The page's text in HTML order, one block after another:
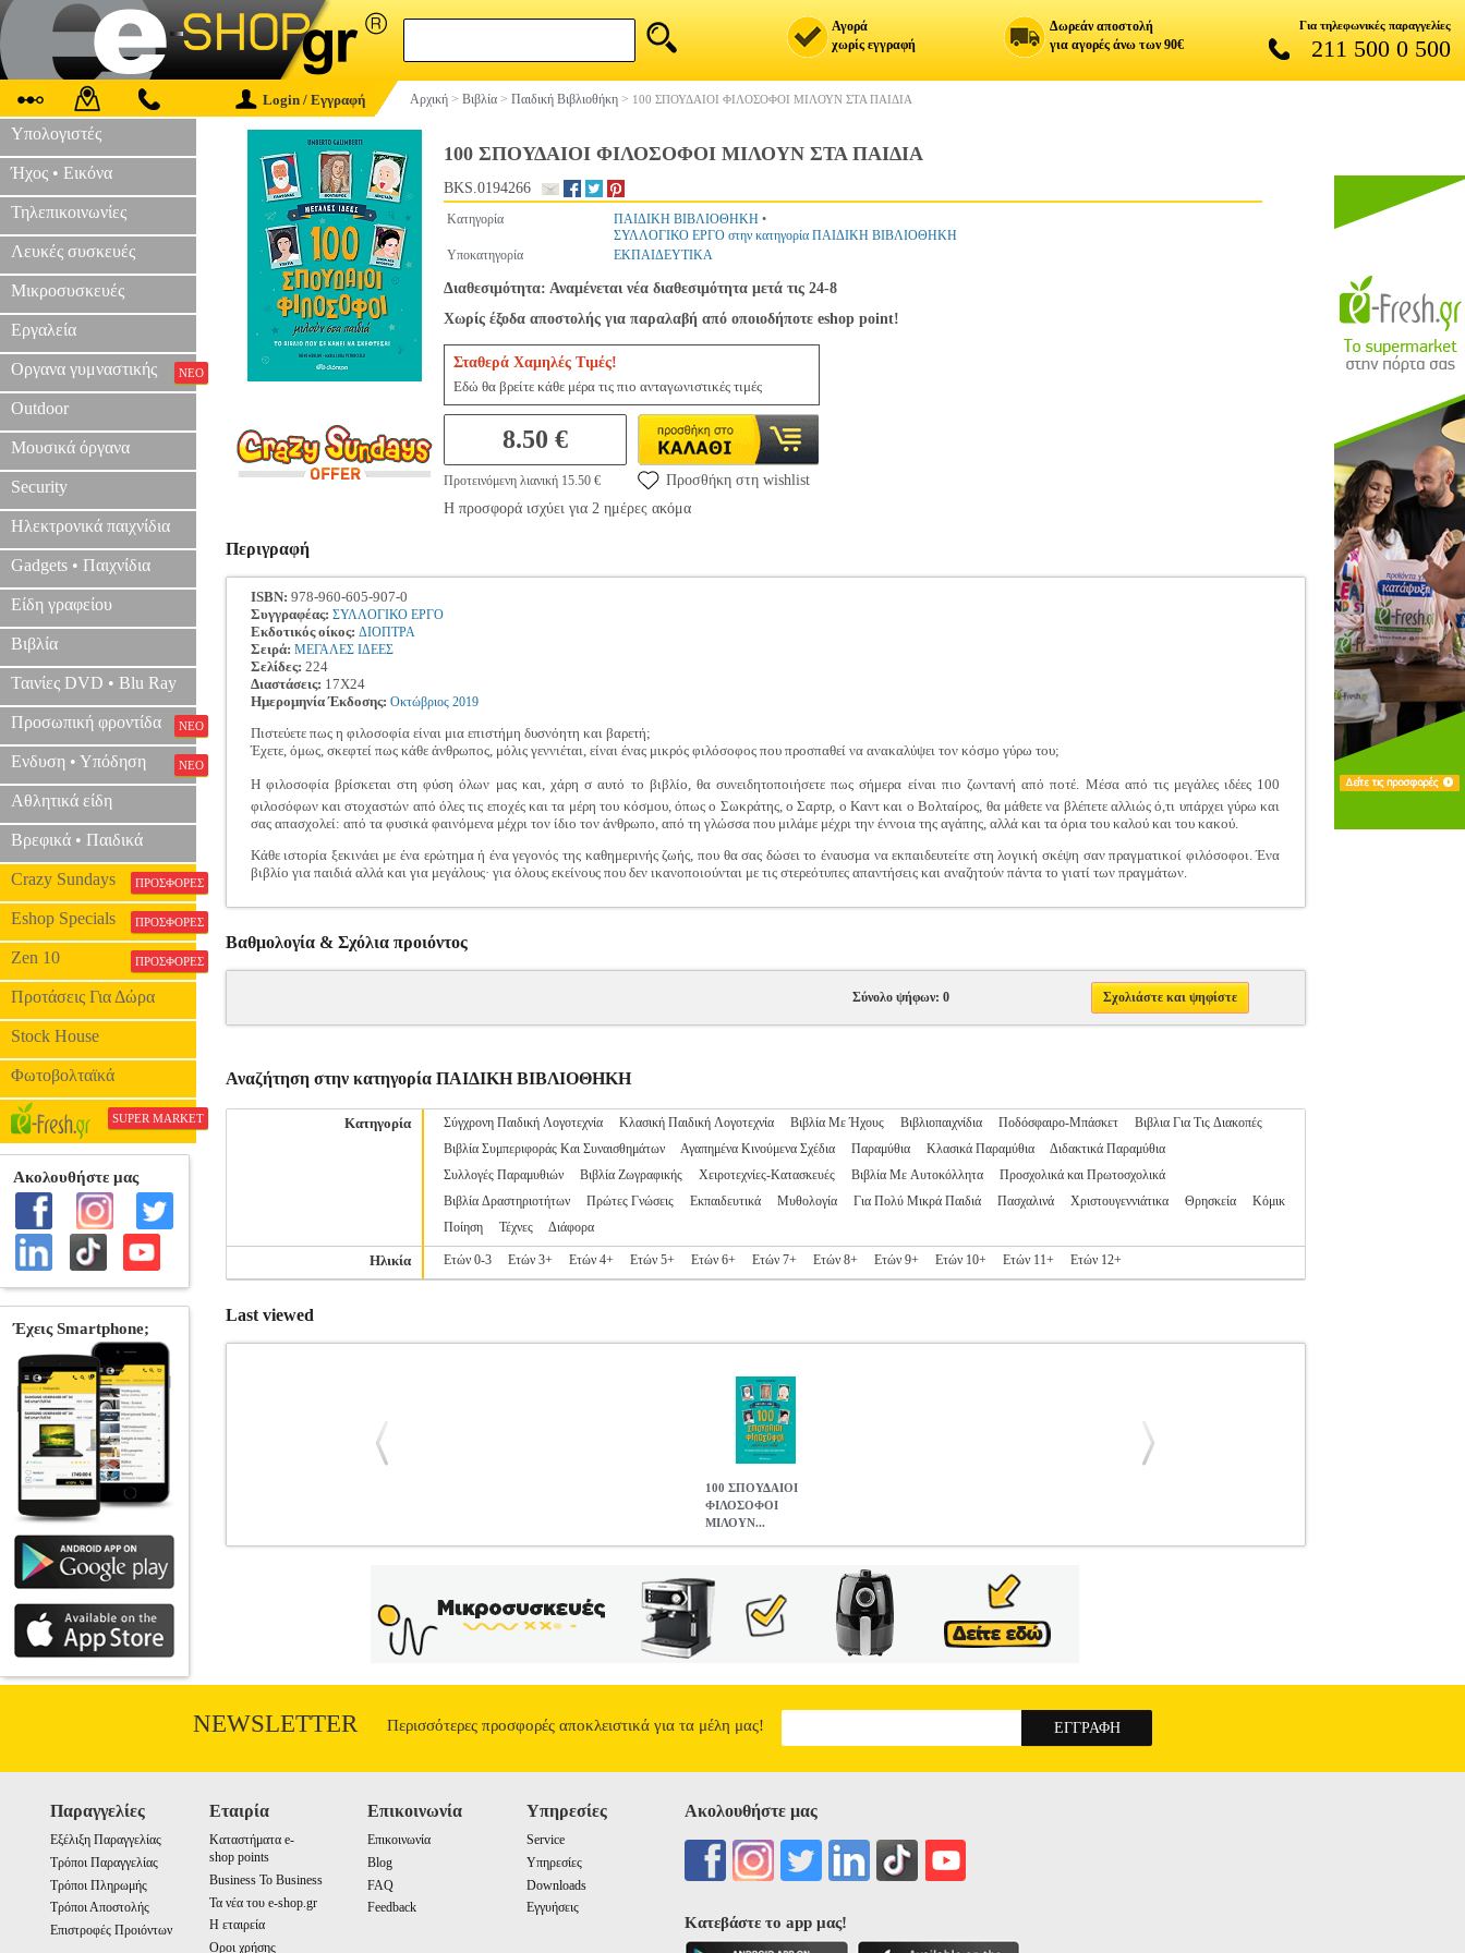
Αγορά
χωρίς εγγραφή
Δωρεάν αποστολή
για αγορές άνω των 90€
Για τηλεφωνικές παραγγελίες
211 500 0 500
Login / Εγγραφή Αρχική > Βιβλία > Παιδική Βιβλιοθήκη > 100 ΣΠΟΥΔΑΙΟΙ ΦΙΛΟΣΟΦΟΙ ΜΙΛΟΥΝ ΣΤΑ ΠΑΙΔΙΑ
Υπολογιστές
Ήχος • Εικόνα
Τηλεπικοινωνίες
Λευκές συσκευές
Μικροσυσκευές
Εργαλεία
Οργανα γυμναστικής ΝΕΟ
Outdoor
Μουσικά όργανα
Security
Ηλεκτρονικά παιχνίδια
Gadgets • Παιχνίδια
Είδη γραφείου
Βιβλία
Ταινίες DVD • Blu Ray
Προσωπική φροντίδα ΝΕΟ
Ενδυση • Υπόδηση ΝΕΟ
Αθλητικά είδη
Βρεφικά • Παιδικά
Crazy Sundays ΠΡΟΣΦΟΡΕΣ
Eshop Specials ΠΡΟΣΦΟΡΕΣ
Zen 10 ΠΡΟΣΦΟΡΕΣ
Προτάσεις Για Δώρα
Stock House
Φωτοβολταϊκά
SUPER MARKET
100 ΣΠΟΥΔΑΙΟΙ ΦΙΛΟΣΟΦΟΙ ΜΙΛΟΥΝ ΣΤΑ ΠΑΙΔΙΑ
BKS.0194266
Κατηγορία ΠΑΙΔΙΚΗ ΒΙΒΛΙΟΘΗΚΗ•
ΣΥΛΛΟΓΙΚΟ ΕΡΓΟ στην κατηγορία ΠΑΙΔΙΚΗ ΒΙΒΛΙΟΘΗΚΗ
Υποκατηγορία
ΕΚΠΑΙΔΕΥΤΙΚΑ
Διαθεσιμότητα: Αναμένεται νέα διαθεσιμότητα μετά τις 24-8
Χωρίς έξοδα αποστολής για παραλαβή από οποιοδήποτε eshop point!
Σταθερά Χαμηλές Τιμές!
Εδώ θα βρείτε κάθε μέρα τις πιο ανταγωνιστικές τιμές
8.50 €
Προτεινόμενη λιανική 15.50 €
Προσθήκη στη wishlist
Η προσφορά ισχύει για 2 ημέρες ακόμα
Περιγραφή
ISBN: 978-960-605-907-0
Συγγραφέας: ΣΥΛΛΟΓΙΚΟ ΕΡΓΟ
Εκδοτικός οίκος: ΔΙΟΠΤΡΑ
Σειρά: ΜΕΓΑΛΕΣ ΙΔΕΕΣ
Σελίδες: 224
Διαστάσεις: 17Χ24
Ημερομηνία Έκδοσης: Οκτώβριος 2019
Πιστεύετε πως η φιλοσοφία είναι μια επιστήμη δυσνόητη και βαρετή;
Έχετε, όμως, σκεφτεί πως κάθε άνθρωπος, μόλις γεννιέται, είναι ένας μικρός φιλόσοφος που προσπαθεί να ανακαλύψει τον κόσμο γύρω του;
Η φιλοσοφία βρίσκεται στη φύση όλων μας και, χάρη σ αυτό το βιβλίο, θα συνειδητοποιήσετε πως σήμερα είναι πιο ζωντανή από ποτέ. Μέσα από τις μεγάλες ιδέες 100
φιλοσόφων και στοχαστών από όλες τις εποχές και τα μέρη του κόσμου, όπως ο Σωκράτης, ο Σαρτρ, ο Καντ και ο Βολταίρος, θα μάθετε να βλέπετε αλλιώς ό,τι υπάρχει γύρω και
σας απασχολεί: από τα φυσικά φαινόμενα μέχρι τον ίδιο τον άνθρωπο, από τη γλώσσα που μιλάμε μέχρι την έννοια της αγάπης, αλλά και τα όρια του καλού και του κακού.
Κάθε ιστορία ξεκινάει με ένα ερώτημα ή ένα γεγονός της καθημερινής ζωής, που θα σας δώσει το έναυσμα να εκπαιδευτείτε στη λογική σκέψη σαν πραγματικοί φιλόσοφοι. Ένα
βιβλίο για παιδιά αλλά και για μεγάλους· για όλους εκείνους που δεν ικανοποιούνται με τις στερεότυπες απαντήσεις και αναζητούν πάντα το γιατί των πραγμάτων.
Βαθμολογία & Σχόλια προιόντος
Σύνολο ψήφων: 0 Σχολιάστε και ψηφίστε
Αναζήτηση στην κατηγορία ΠΑΙΔΙΚΗ ΒΙΒΛΙΟΘΗΚΗ
Κατηγορία Σύγχρονη Παιδική Λογοτεχνία Κλασική Παιδική Λογοτεχνία Βιβλία Με Ήχους Βιβλιοπαιχνίδια Ποδόσφαιρο-Μπάσκετ
Βιβλια Για Τις Διακοπές
Βιβλία Συμπεριφοράς Και Συναισθημάτων
Αγαπημένα Κινούμενα Σχέδια Παραμύθια Κλασικά Παραμύθια
Διδακτικά Παραμύθια
Συλλογές Παραμυθιών
Βιβλία Ζωγραφικής Χειροτεχνίες-Κατασκευές Βιβλία Με Αυτοκόλλητα
Προσχολικά και Πρωτοσχολικά
Βιβλία Δραστηριοτήτων
Πρώτες Γνώσεις Εκπαιδευτικά Μυθολογία Για Πολύ Μικρά Παιδιά Πασχαλινά Χριστουγεννιάτικα Θρησκεία
Κόμικ
Ποίηση
Τέχνες Διάφορα
Ηλικία Ετών 0-3 Ετών 3+ Ετών 4+ Ετών 5+ Ετών 6+ Ετών 7+ Ετών 8+ Ετών 9+ Ετών 10+ Ετών 11+ Ετών 12+
Last viewed
100 ΣΠΟΥΔΑΙΟΙ
ΦΙΛΟΣΟΦΟΙ
ΜΙΛΟΥΝ...
Κατηγορία: ΠΑΙΔΙΚΗ ΒΙΒΛΙΟΘΗΚΗ •ΣΥΛΛΟΓΙΚΟ ΕΡΓΟ στην κατηγορία ΠΑΙΔΙΚΗ ΒΙΒΛΙΟΘΗΚΗ ISBN: 978-960-605-907-0 Συγγραφέας: ΣΥΛΛΟΓΙΚΟ
ΕΡΓΟ Εκδοτικός οίκος: ΔΙΟΠΤΡΑ Σειρά: ΜΕΓΑΛΕΣ ΙΔΕΕΣ Σελίδες: 224 Διαστάσεις: 17Χ24 Ημερομηνία Έκδοσης: Οκτώβριος 2019 Πιστεύετε πως η
φιλοσοφία είναι μια επιστήμη δυσνόητη και βαρετή; Έχετε, όμως, σκεφτεί πως κάθε άνθρωπος, μόλις γεννιέται, είναι ένας μικρός φιλόσοφος που προσπαθεί να
ανακαλύψει τον κόσμο γύρω του; Η φιλοσοφία βρίσκεται στη φύση όλων μας και, χάρη σ αυτό το βιβλίο, θα συνειδητοποιήσετε πως σήμερα είναι πιο ζωντανή
από ποτέ. Μέσα από τις μεγάλες ιδέες 100 φιλοσόφων και στοχαστών από όλες τις εποχές και τα μέρη του κόσμου, όπως ο Σωκράτης, ο Σαρτρ, ο Καντ και ο
Βολταίρος, θα μάθετε να βλέπετε αλλιώς ό, τι υπάρχει γύρω και σας απασχολεί: από τα φυσικά φαινόμενα μέχρι τον ίδιο τον άνθρωπο, από τη γλώσσα που μιλάμε
δώσει το έναυσμα να εκπαιδευτείτε στη λογική σκέψη σαν πραγματικοί φιλόσοφοι. Ένα βιβλίο για παιδιά αλλά και για μεγάλους· για όλους εκείνους που δεν
ικανοποιούνται με τις στερεότυπες απαντήσεις και αναζητούν πάντα το γιατί των πραγμάτων.100 ΣΠΟΥΔΑΙΟΙ ΦΙΛΟΣΟΦΟΙ ΜΙΛΟΥΝ ΣΤΑ ΠΑΙΔΙΑ
NEWSLETTER Περισσότερες προσφορές αποκλειστικά για τα μέλη μας!
Παραγγελίες
Εξέλιξη Παραγγελίας
Τρόποι Παραγγελίας
Τρόποι Πληρωμής
Τρόποι Αποστολής
Επιστροφές Προιόντων
Εταιρία
Καταστήματα e-
shop points
Business To Business
Τα νέα του e-shop.gr
Η εταιρεία
Οροι χρήσης
Επικοινωνία
Επικοινωνία
Blog
FAQ
Feedback
Υπηρεσίες
Service
Υπηρεσίες
Downloads
Εγγυήσεις
Ακολουθήστε μας
Κατεβάστε το app μας!